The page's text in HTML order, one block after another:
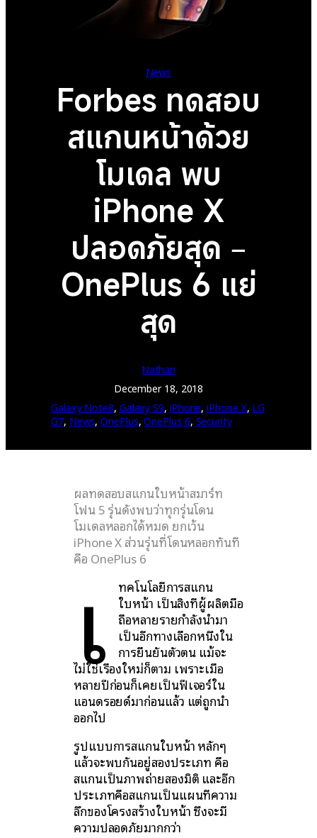
News
Forbes ทดสอบ
สแกนหน้าด้วย
โมเดล พบ
iPhone X
ปลอดภัยสุด –
OnePlus 6 แย่
สุด
Nathan
December 18, 2018
Galaxy Note8, Galaxy S9, iPhone, iPhone X, LG
G7, News, OnePlus, OnePlus 6, Security
ผลทดสอบสแกนใบหน้าสมาร์ท
โฟน 5 รุ่นดังพบว่าทุกรุ่นโดน
โมเดลหลอกได้หมด ยกเว้น
iPhone X ส่วนรุ่นที่โดนหลอกทันที
คือ OnePlus 6
เ ทคโนโลยีการสแกน
ใบหน้า เป็นสิ่งที่ผู้ผลิตมือ
ถือหลายรายกำลังนำมา
เป็นอีกทางเลือกหนึ่งใน
การยืนยันตัวตน แม้จะ
ไม่ใช่เรื่องใหม่ก็ตาม เพราะเมื่อ
หลายปีก่อนก็เคยเป็นฟีเจอร์ใน
แอนดรอยด์มาก่อนแล้ว แต่ถูกนำ
ออกไป
รูปแบบการสแกนใบหน้า หลักๆ
แล้วจะพบกันอยู่สองประเภท คือ
สแกนเป็นภาพถ่ายสองมิติ และอีก
ประเภทคือสแกนเป็นแผนที่ความ
ลึกของโครงสร้างใบหน้า ซึ่งจะมี
ความปลอดภัยมากกว่า